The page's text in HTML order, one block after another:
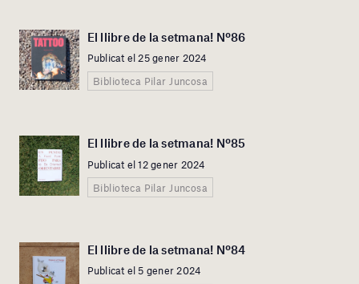
El llibre de la setmana! Nº86
Publicat el 25 gener 2024
Biblioteca Pilar Juncosa
El llibre de la setmana! Nº85
Publicat el 12 gener 2024
Biblioteca Pilar Juncosa
El llibre de la setmana! Nº84
Publicat el 5 gener 2024